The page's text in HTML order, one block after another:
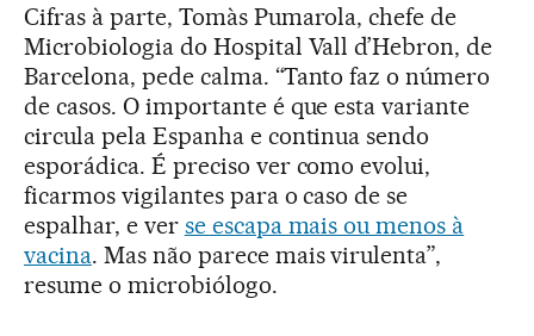
Cifras à parte, Tomàs Pumarola, chefe de
Microbiologia do Hospital Vall d’Hebron, de
Barcelona, pede calma. “Tanto faz o número
de casos. O importante é que esta variante
circula pela Espanha e continua sendo
esporádica. É preciso ver como evolui,
ficarmos vigilantes para o caso de se
espalhar, e ver se escapa mais ou menos à
vacina. Mas não parece mais virulenta”,
resume o microbiólogo.